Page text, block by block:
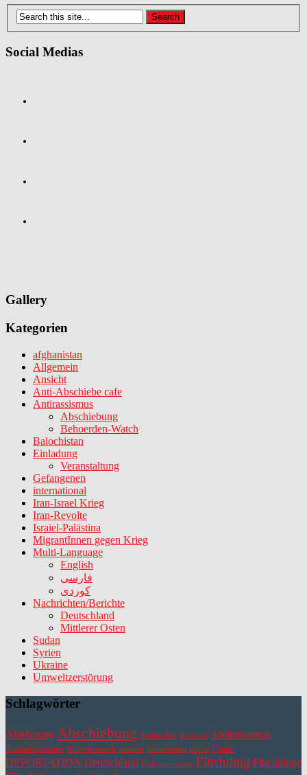
Social Medias
Gallery
Kategorien
afghanistan
Allgemein
Ansicht
Anti-Abschiebe cafe
Antirassismus
Abschiebung
Behoerden-Watch
Balochistan
Einladung
Veranstaltung
Gefangenen
international
Iran-Israel Krieg
Iran-Revolte
Israiel-Palästina
MigrantInnen gegen Krieg
Multi-Language
English
فارسی
کوردی
Nachrichten/Berichte
Deutschland
Mittlerer Osten
Sudan
Syrien
Ukraine
Umweltzerstörung
Schlagwörter
Ablehnung Abschiebung Antifaschist antiracist Antirassismus
Ausländerbehörde Behördenwatch belouch belouchistan choice Comic
DEPORTATION Deutschland Diskriminierung Flüchtling Flüchtlinge